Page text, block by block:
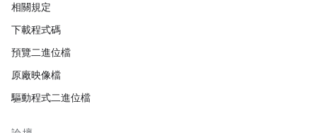
相關規定
下載程式碼
預覽二進位檔
原廠映像檔
驅動程式二進位檔